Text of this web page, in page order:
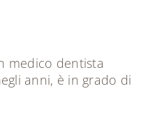
medico dentista
anni, è in grado di